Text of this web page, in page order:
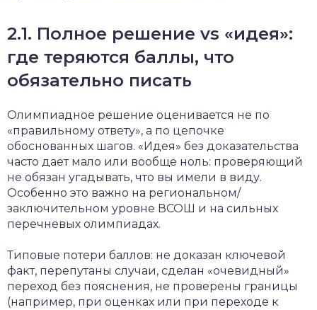
2.1. Полное решение vs «идея»:
где теряются баллы, что
обязательно писать
Олимпиадное решение оценивается не по
«правильному ответу», а по цепочке
обоснованных шагов. «Идея» без доказательства
часто дает мало или вообще ноль: проверяющий
не обязан угадывать, что вы имели в виду.
Особенно это важно на региональном/
заключительном уровне ВСОШ и на сильных
перечневых олимпиадах.
Типовые потери баллов: не доказан ключевой
факт, перепутаны случаи, сделан «очевидный»
переход без пояснения, не проверены границы
(например, при оценках или при переходе к